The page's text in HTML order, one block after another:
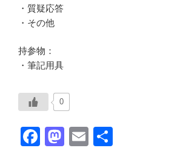
・質疑応答
・その他
持参物：
・筆記用具
0
F
M
E